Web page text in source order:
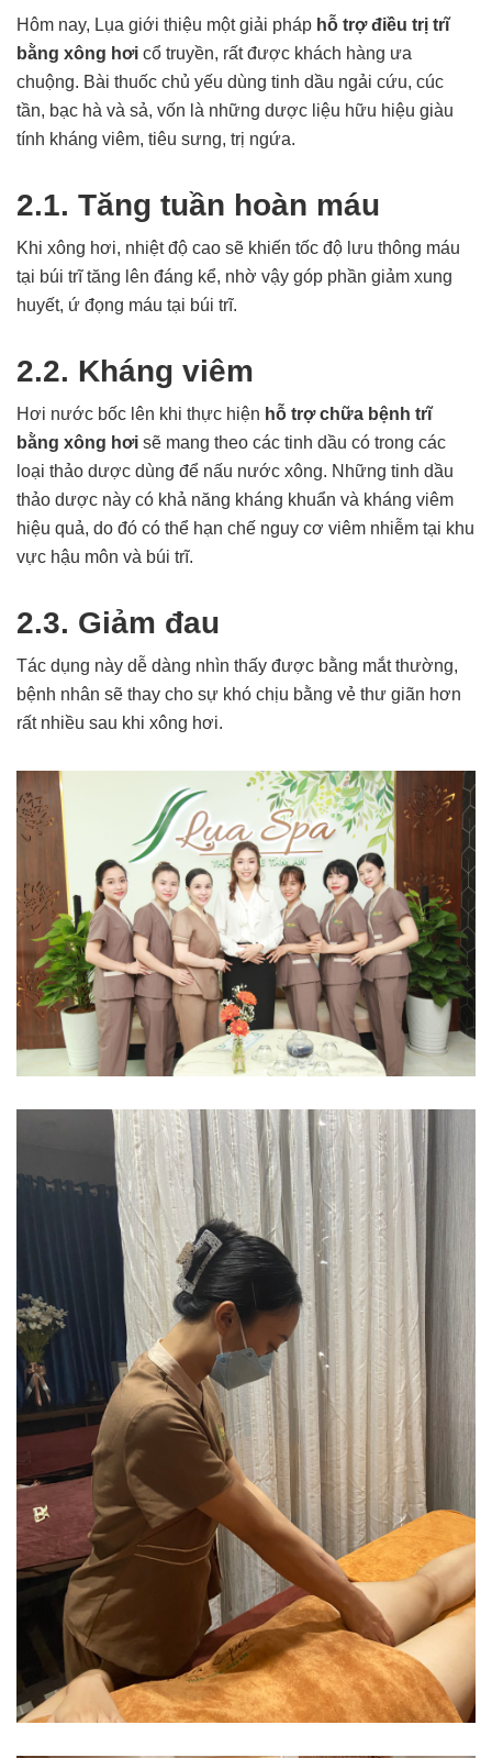
Hôm nay, Lụa giới thiệu một giải pháp hỗ trợ điều trị trĩ
bằng xông hơi cổ truyền, rất được khách hàng ưa
chuộng. Bài thuốc chủ yếu dùng tinh dầu ngải cứu, cúc
tần, bạc hà và sả, vốn là những dược liệu hữu hiệu giàu
tính kháng viêm, tiêu sưng, trị ngứa.
2.1. Tăng tuần hoàn máu
Khi xông hơi, nhiệt độ cao sẽ khiến tốc độ lưu thông máu
tại búi trĩ tăng lên đáng kể, nhờ vậy góp phần giảm xung
huyết, ứ đọng máu tại búi trĩ.
2.2. Kháng viêm
Hơi nước bốc lên khi thực hiện hỗ trợ chữa bệnh trĩ
bằng xông hơi sẽ mang theo các tinh dầu có trong các
loại thảo dược dùng để nấu nước xông. Những tinh dầu
thảo dược này có khả năng kháng khuẩn và kháng viêm
hiệu quả, do đó có thể hạn chế nguy cơ viêm nhiễm tại khu
vực hậu môn và búi trĩ.
2.3. Giảm đau
Tác dụng này dễ dàng nhìn thấy được bằng mắt thường,
bệnh nhân sẽ thay cho sự khó chịu bằng vẻ thư giãn hơn
rất nhiều sau khi xông hơi.